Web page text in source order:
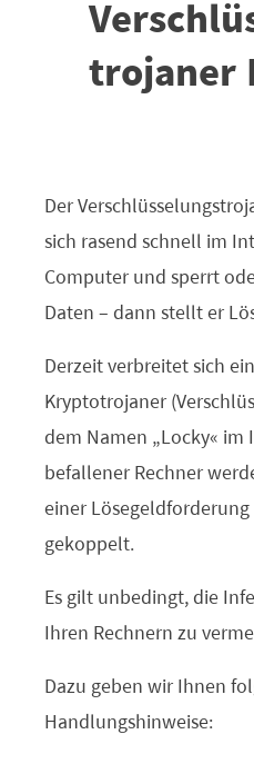
trojaner
Der
sich rasend schnell im
Computer und sperrt
Daten – dann stellt er
Derzeit verbreitet sich
Kryptotrojaner
dem Namen „Locky“ im
befallener Rechner
einer Lösegeldforderung
gekoppelt.
Es gilt unbedingt, die
Ihren Rechnern zu
Dazu geben wir Ihnen
Handlungshinweise: